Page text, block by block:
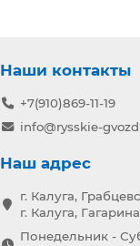
Наши контакты
+7(910)869-11-19
info@rysskie-
Наш адрес
г. Калуга,
г. Калуга,
Понедельник -